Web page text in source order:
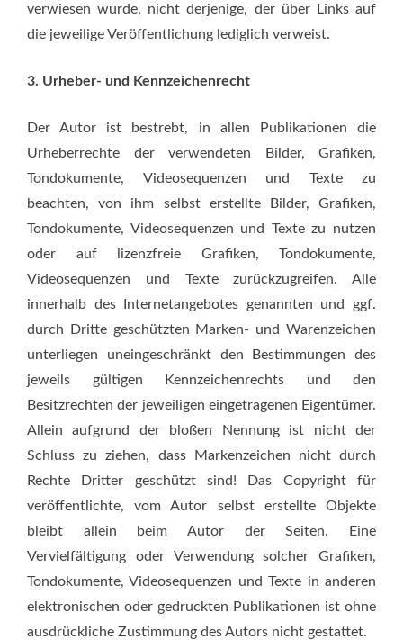
verwiesen wurde, nicht derjenige, der über Links auf
die jeweilige Veröffentlichung lediglich verweist.
3. Urheber- und Kennzeichenrecht
Der Autor ist bestrebt, in allen Publikationen die
Urheberrechte der verwendeten Bilder, Grafiken,
Tondokumente, Videosequenzen und Texte zu
beachten, von ihm selbst erstellte Bilder, Grafiken,
Tondokumente, Videosequenzen und Texte zu nutzen
oder auf lizenzfreie Grafiken, Tondokumente,
Videosequenzen und Texte zurückzugreifen. Alle
innerhalb des Internetangebotes genannten und ggf.
durch Dritte geschützten Marken- und Warenzeichen
unterliegen uneingeschränkt den Bestimmungen des
jeweils gültigen Kennzeichenrechts und den
Besitzrechten der jeweiligen eingetragenen Eigentümer.
Allein aufgrund der bloßen Nennung ist nicht der
Schluss zu ziehen, dass Markenzeichen nicht durch
Rechte Dritter geschützt sind! Das Copyright für
veröffentlichte, vom Autor selbst erstellte Objekte
bleibt allein beim Autor der Seiten. Eine
Vervielfältigung oder Verwendung solcher Grafiken,
Tondokumente, Videosequenzen und Texte in anderen
elektronischen oder gedruckten Publikationen ist ohne
ausdrückliche Zustimmung des Autors nicht gestattet.